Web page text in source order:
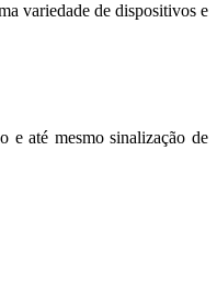
variedade de dispositivos e
e até mesmo sinalização de